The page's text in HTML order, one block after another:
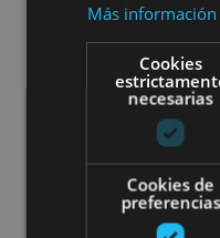
Localidades
Más información
Cookies
necesarias
Cookies de
preferencias